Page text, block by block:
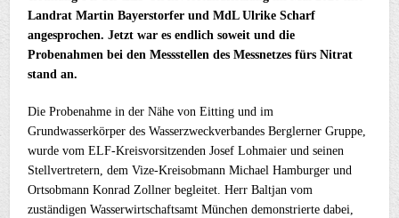
Landrat Martin Bayerstorfer und MdL Ulrike Scharf
angesprochen. Jetzt war es endlich soweit und die
Probenahmen bei den Messstellen des Messnetzes fürs Nitrat
stand an.
Die Probenahme in der Nähe von Eitting und im
Grundwasserkörper des Wasserzweckverbandes Berglerner Gruppe,
wurde vom ELF-Kreisvorsitzenden Josef Lohmaier und seinen
Stellvertretern, dem Vize-Kreisobmann Michael Hamburger und
Ortsobmann Konrad Zollner begleitet. Herr Baltjan vom
zuständigen Wasserwirtschaftsamt München demonstrierte dabei,